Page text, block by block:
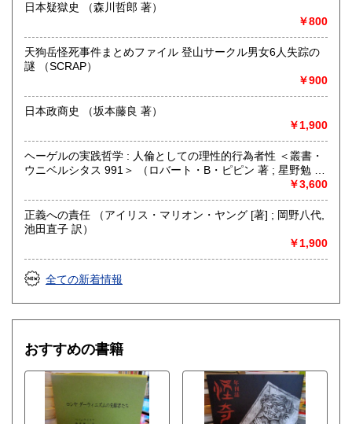
日本疑獄史 （森川哲郎 著）
￥800
天狗岳怪死事件まとめファイル 登山サークル男女6人失踪の
謎 （SCRAP）
￥900
日本政商史 （坂本藤良 著）
￥1,900
ヘーゲルの実践哲学 : 人倫としての理性的行為者性 ＜叢書・
ウニベルシタス 991＞ （ロバート・B・ピピン 著 ; 星野勉 監
￥3,600
正義への責任 （アイリス・マリオン・ヤング [著] ; 岡野八代,
池田直子 訳）
￥1,900
全ての新着情報
おすすめの書籍